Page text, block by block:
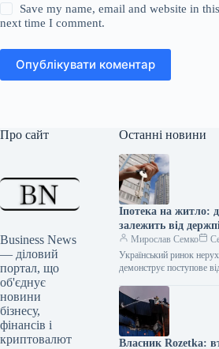
Save my name, email and website in
next time I comment.
Опублікувати коментар
Про сайт
Business News
— діловий
портал, що
об'єднує
новини
бізнесу,
фінансів і
криптовалют
Останні новини
Іпотека на житло:
залежить від
Мирослав Семко
Український ринок
демонструє поступове
кредитування у першому
року значною мірою
державної
Власник Rozetka: